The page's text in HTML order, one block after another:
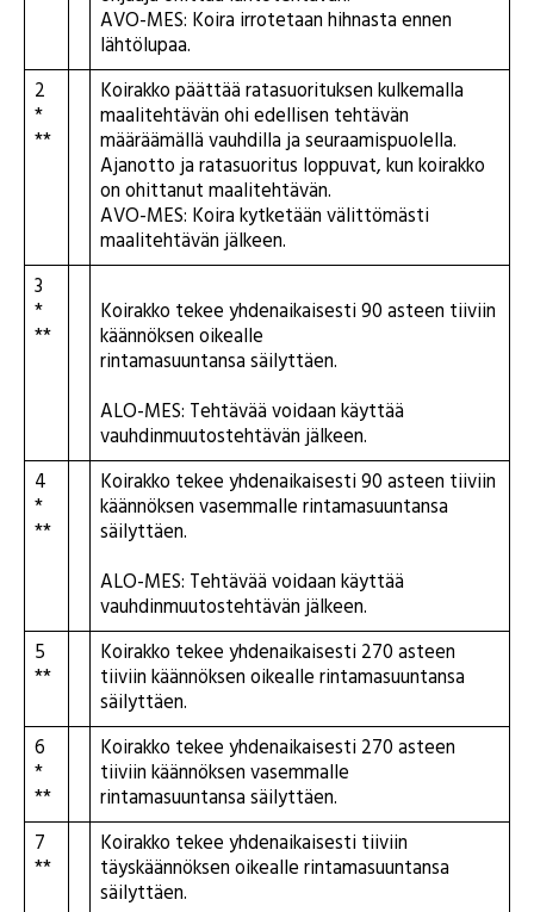
AVO-MES: Koira irrotetaan hihnasta ennen
lähtölupaa.
2
*
**
Koirakko päättää ratasuorituksen kulkemalla
maalitehtävän ohi edellisen tehtävän
määräämällä vauhdilla ja seuraamispuolella.
Ajanotto ja ratasuoritus loppuvat, kun koirakko
on ohittanut maalitehtävän.
AVO-MES: Koira kytketään välittömästi
maalitehtävän jälkeen.
3
*
**
Koirakko tekee yhdenaikaisesti 90 asteen tiiviin
käännöksen oikealle
rintamasuuntansa säilyttäen.
ALO-MES: Tehtävää voidaan käyttää
vauhdinmuutostehtävän jälkeen.
4
*
**
Koirakko tekee yhdenaikaisesti 90 asteen tiiviin
käännöksen vasemmalle rintamasuuntansa
säilyttäen.
ALO-MES: Tehtävää voidaan käyttää
vauhdinmuutostehtävän jälkeen.
5
**
Koirakko tekee yhdenaikaisesti 270 asteen
tiiviin käännöksen oikealle rintamasuuntansa
säilyttäen.
6
*
**
Koirakko tekee yhdenaikaisesti 270 asteen
tiiviin käännöksen vasemmalle
rintamasuuntansa säilyttäen.
7
**
Koirakko tekee yhdenaikaisesti tiiviin
täyskäännöksen oikealle rintamasuuntansa
säilyttäen.